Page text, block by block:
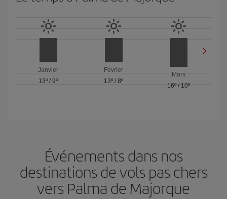
Janvier
13º /9º
Février
13º / 8º
Mars
16º/ 10º
Événements dans nos
destinations de vols pas chers
vers Palma de Majorque